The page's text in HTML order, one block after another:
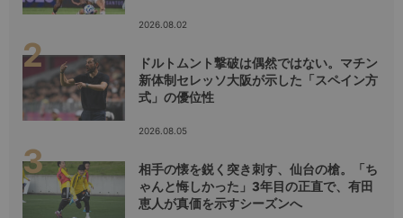
2026.08.02
ドルトムント撃破は偶然ではない。マチン
新体制セレッソ大阪が示した「スペイン方
式」の優位性
2026.08.05
相手の懐を鋭く突き刺す、仙台の槍。「ち
ゃんと悔しかった」3年目の正直で、有田
恵人が真価を示すシーズンへ